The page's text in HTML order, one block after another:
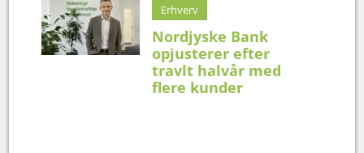
Erhverv
Nordjyske Bank
opjusterer efter
travlt halvår med
flere kunder